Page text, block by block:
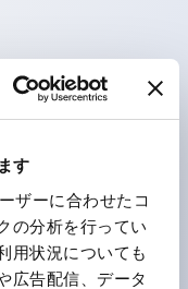
す
ザーに合わせたコ
の分析を行ってい
用状況についても
広告配信、データ
タイプ)は2026
アップ端子構造、
ンタクトブロック
なり、ダイレクト